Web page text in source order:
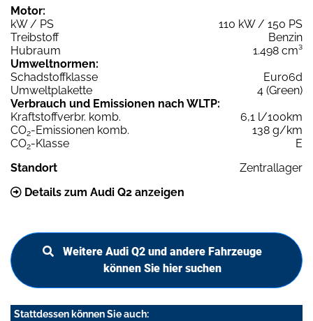
Motor:
kW / PS
110 kW / 150 PS
Treibstoff
Benzin
Hubraum
1.498 cm³
Umweltnormen:
Schadstoffklasse
Euro6d
Umweltplakette
4 (Green)
Verbrauch und Emissionen nach WLTP:
Kraftstoffverbr. komb.
6,1 l/100km
CO2-Emissionen komb.
138 g/km
CO2-Klasse
E
Standort
Zentrallager
Details zum Audi Q2 anzeigen
Weitere Audi Q2 und andere Fahrzeuge
können Sie hier suchen
Stattdessen können Sie auch: